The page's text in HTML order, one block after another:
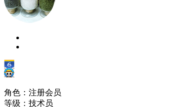
角色：注册会员
等级：技术员